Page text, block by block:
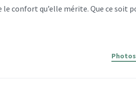
confort qu’elle mérite. Que ce soit